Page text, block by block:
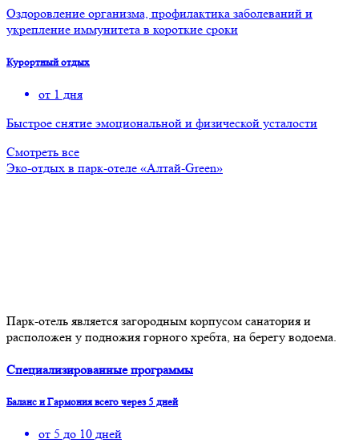
Оздоровление организма, профилактика заболеваний и
укрепление иммунитета в короткие сроки
Курортный отдых
от 1 дня
Быстрое снятие эмоциональной и физической усталости
Смотреть все
Эко-отдых в парк-отеле «Алтай-Green»
Парк-отель является загородным корпусом санатория и
расположен у подножия горного хребта, на берегу водоема.
Специализированные программы
Баланс и Гармония всего через 5 дней
от 5 до 10 дней